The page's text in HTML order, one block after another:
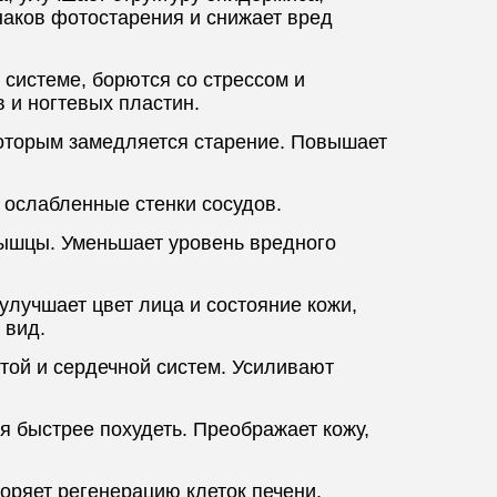
фотостарения и снижает вред
борются со стрессом и
ногтевых пластин.
замедляется старение. Повышает
стенки сосудов.
Уменьшает уровень вредного
цвет лица и состояние кожи,
и сердечной систем. Усиливают
быстрее похудеть. Преображает кожу,
регенерацию клеток печени,